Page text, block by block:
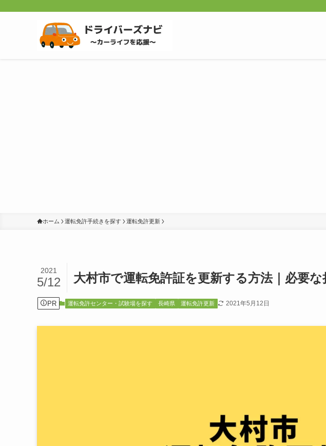
ホーム 運転免許手続きを探す 運転免許更新
大村市で運転免許証を更新する方法｜必要
2021
5/12
PR 運転免許センター・試験場を探す 長崎県 運転免許更新 2021年5月12日